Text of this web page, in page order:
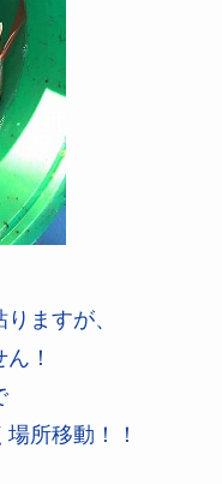
ますが、
！
所移動！！